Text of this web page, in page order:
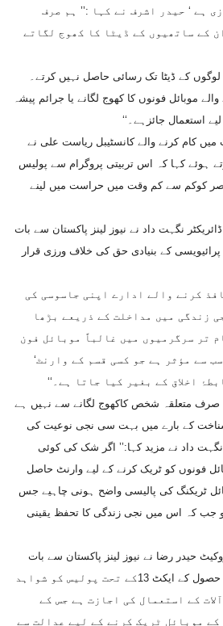
ہے ‘ حیدر اشرف نے کہا :’’ ہم صرف
کے ساتھیوں کے ڈیٹا کا کھوج لگاتے
لوگوں کے ڈیٹا تک رسائی حاصل نہیں کرتے۔
موبائل فونوں کا کھوج لگانے یا جرائم پیشہ
استعمال جائزہے۔‘‘
میں کام کرنے والے کانسٹیبل ریاست علی نے
ہوئے کہا کہ اس تربیتی پروگرام سے پولیس
کوکم سے کم وقت میں حراست میں لینے
نگہت داد نے نیوز لینز پاکستان سے بات
کے بنیادی حق کی خلاف ورزی قرار
کرنے والے ادارے اپنی جاسوسی کی
زندگی میں مداخلت کے ذریعے بڑھا
تر سرگرمیوں میں غالباً موبائل فون
سے مؤثر ہے جو کسی قسم کے وارنٹ‘
اخلاق کے بغیر کیا جاتا ہے۔‘‘
صرف متعلقہ شخص کاکھوج لگانے سے نہیں ہے
کے بارے میں بہت سی نجی نوعیت کی
داد نے مزید کہا:’’ اگر شک کی کوئی
فونوں کو ٹریک کرنے کے لیے وارنٹ حاصل
ٹریکنگ کی پالیسی واضح ہونی چاہیے جس
جب کہ اس میں نجی زندگی کا تحفظ یقینی
حیدر رضا نے نیوز لینز پاکستان سے بات
کرتے ہوئے کہا کہ شواہد کے حصول کے ایکٹ 13کے تحت پولیس کو شواہد
کے استعمال کی اجازت ہے جس کے
موبائل ٹریک کرنے کے لیے عدالت سے